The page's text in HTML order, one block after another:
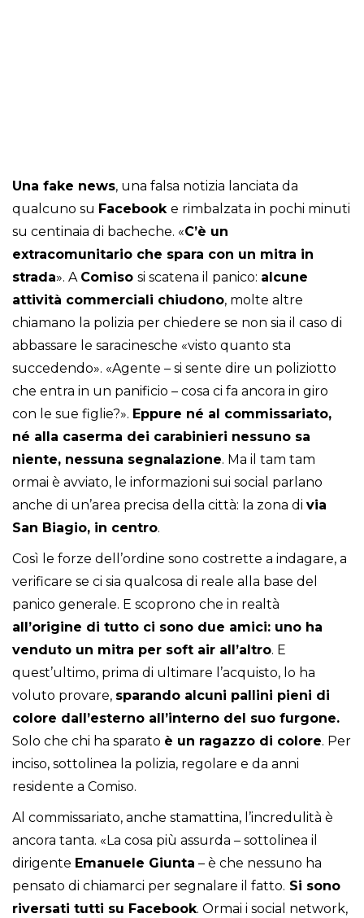
Una fake news, una falsa notizia lanciata da
qualcuno su Facebook e rimbalzata in pochi minuti
su centinaia di bacheche. «C’è un
extracomunitario che spara con un mitra in
strada». A Comiso si scatena il panico: alcune
attività commerciali chiudono, molte altre
chiamano la polizia per chiedere se non sia il caso di
abbassare le saracinesche «visto quanto sta
succedendo». «Agente – si sente dire un poliziotto
che entra in un panificio – cosa ci fa ancora in giro
con le sue figlie?». Eppure né al commissariato,
né alla caserma dei carabinieri nessuno sa
niente, nessuna segnalazione. Ma il tam tam
ormai è avviato, le informazioni sui social parlano
anche di un’area precisa della città: la zona di via
San Biagio, in centro.
Così le forze dell’ordine sono costrette a indagare, a
verificare se ci sia qualcosa di reale alla base del
panico generale. E scoprono che in realtà
all’origine di tutto ci sono due amici: uno ha
venduto un mitra per soft air all’altro. E
quest’ultimo, prima di ultimare l’acquisto, lo ha
voluto provare, sparando alcuni pallini pieni di
colore dall’esterno all’interno del suo furgone.
Solo che chi ha sparato è un ragazzo di colore. Per
inciso, sottolinea la polizia, regolare e da anni
residente a Comiso.
Al commissariato, anche stamattina, l’incredulità è
ancora tanta. «La cosa più assurda – sottolinea il
dirigente Emanuele Giunta – è che nessuno ha
pensato di chiamarci per segnalare il fatto. Si sono
riversati tutti su Facebook. Ormai i social network,